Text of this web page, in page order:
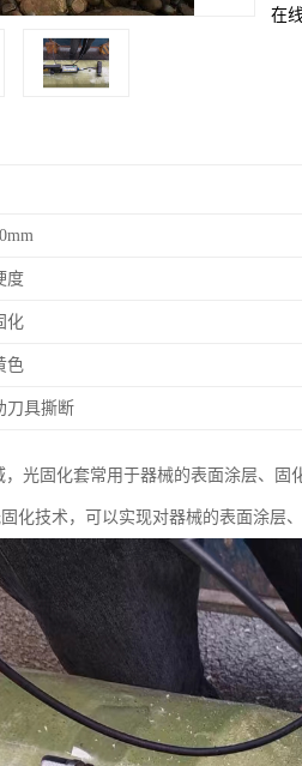
在
度
化
色
刀具撕断
光固化套常用于器械的表面涂层、
化技术，可以实现对器械的表面涂层